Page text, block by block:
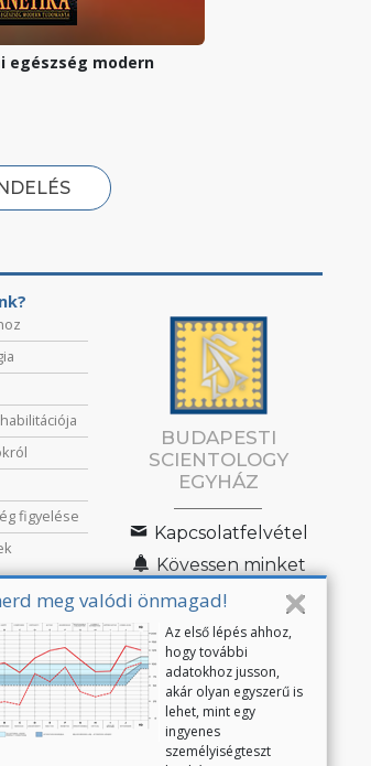
meg valódi önmagad!
Az első lépés ahhoz,
hogy további
adatokhoz jusson,
akár olyan egyszerű is
lehet, mint egy
ingyenes
személyiségteszt
egészség modern
figyelése
BUDAPESTI
SCIENTOLOGY
EGYHÁZ
Kapcsolatfelvétel
Kövessen minket
Scientologistok Nemzetközi Szövetsége
Emberi Jogokért